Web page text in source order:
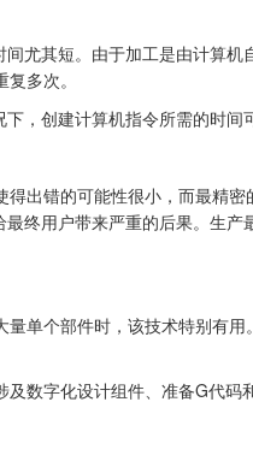
尤其短。由于加工是由计算
多次。
，创建计算机指令所需的时间
出错的可能性很小，而最精
终用户带来严重的后果。生
单个部件时，该技术特别有
数字化设计组件、准备G代码